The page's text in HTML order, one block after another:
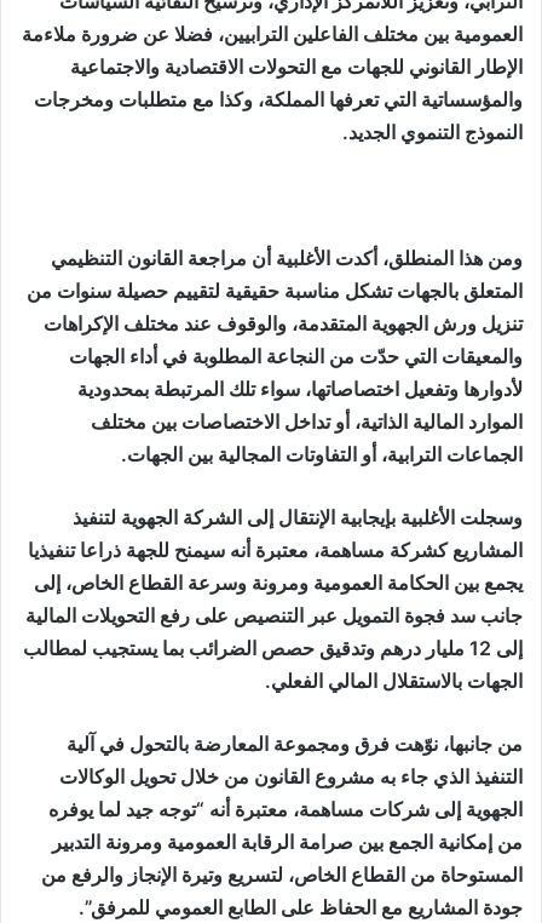
العمومية بين مختلف الفاعلين الترابيين، فضلا عن ضرورة ملاءمة
الإطار القانوني للجهات مع التحولات الاقتصادية والاجتماعية
والمؤسساتية التي تعرفها المملكة، وكذا مع متطلبات ومخرجات
النموذج التنموي الجديد.
ومن هذا المنطلق، أكدت الأغلبية أن مراجعة القانون التنظيمي
المتعلق بالجهات تشكل مناسبة حقيقية لتقييم حصيلة سنوات من
تنزيل ورش الجهوية المتقدمة، والوقوف عند مختلف الإكراهات
والمعيقات التي حدّت من النجاعة المطلوبة في أداء الجهات
لأدوارها وتفعيل اختصاصاتها، سواء تلك المرتبطة بمحدودية
الموارد المالية الذاتية، أو تداخل الاختصاصات بين مختلف
الجماعات الترابية، أو التفاوتات المجالية بين الجهات.
وسجلت الأغلبية بإيجابية الإنتقال إلى الشركة الجهوية لتنفيذ
المشاريع كشركة مساهمة، معتبرة أنه سيمنح للجهة ذراعا تنفيذيا
يجمع بين الحكامة العمومية ومرونة وسرعة القطاع الخاص، إلى
جانب سد فجوة التمويل عبر التنصيص على رفع التحويلات المالية
إلى 12 مليار درهم وتدقيق حصص الضرائب بما يستجيب لمطالب
الجهات بالاستقلال المالي الفعلي.
من جانبها، نوّهت فرق ومجموعة المعارضة بالتحول في آلية
التنفيذ الذي جاء به مشروع القانون من خلال تحويل الوكالات
الجهوية إلى شركات مساهمة، معتبرة أنه “توجه جيد لما يوفره
من إمكانية الجمع بين صرامة الرقابة العمومية ومرونة التدبير
المستوحاة من القطاع الخاص، لتسريع وتيرة الإنجاز والرفع من
جودة المشاريع مع الحفاظ على الطابع العمومي للمرفق”.